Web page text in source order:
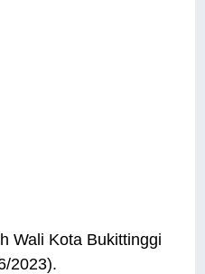
Wali Kota Bukittinggi
2023).